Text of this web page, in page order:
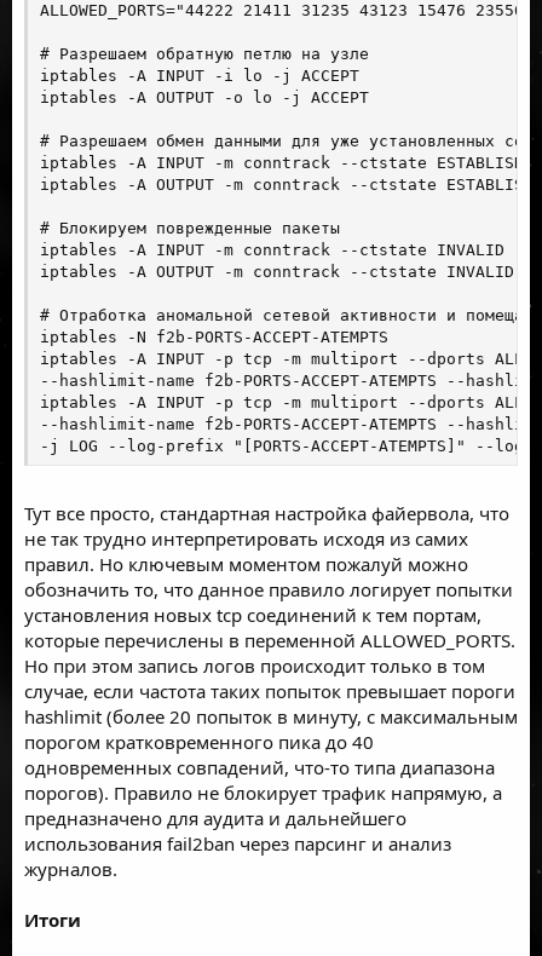
ALLOWED_PORTS="44222 21411 31235 43123 15476 23556
# Разрешаем обратную петлю на узле
iptables -A INPUT -i lo -j ACCEPT
iptables -A OUTPUT -o lo -j ACCEPT
# Разрешаем обмен данными для уже установленных
iptables -A INPUT -m conntrack --ctstate
iptables -A OUTPUT -m conntrack --ctstate
# Блокируем поврежденные пакеты
iptables -A INPUT -m conntrack --ctstate INVALID -j
iptables -A OUTPUT -m conntrack --ctstate INVALID -j
# Отработка аномальной сетевой активности и
iptables -N f2b-PORTS-ACCEPT-ATEMPTS
iptables -A INPUT -p tcp -m multiport --dports
--hashlimit-name f2b-PORTS-ACCEPT-ATEMPTS --
iptables -A INPUT -p tcp -m multiport --dports
--hashlimit-name f2b-PORTS-ACCEPT-ATEMPTS --
-j LOG --log-prefix "[PORTS-ACCEPT-ATEMPTS]" --
Тут все просто, стандартная настройка файервола, что
не так трудно интерпретировать исходя из самих
правил. Но ключевым моментом пожалуй можно
обозначить то, что данное правило логирует попытки
установления новых tcp соединений к тем портам,
которые перечислены в переменной ALLOWED_PORTS.
Но при этом запись логов происходит только в том
случае, если частота таких попыток превышает пороги
hashlimit (более 20 попыток в минуту, с максимальным
порогом кратковременного пика до 40
одновременных совпадений, что-то типа диапазона
порогов). Правило не блокирует трафик напрямую, а
предназначено для аудита и дальнейшего
использования fail2ban через парсинг и анализ
журналов.
Итоги